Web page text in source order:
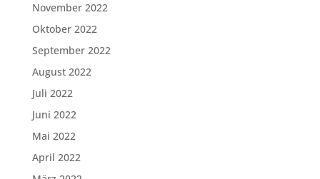
November 2022
Oktober 2022
September 2022
August 2022
Juli 2022
Juni 2022
Mai 2022
April 2022